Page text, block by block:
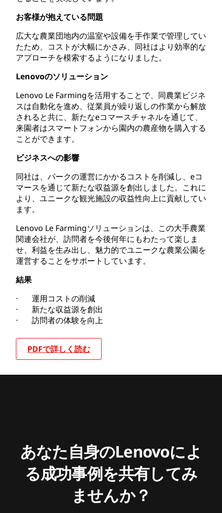
お客様が抱えている問題
広大な農業団地内の温室や設備を手作業で管理してい
たため、コストが大幅にかさみ、同社はより効率的な
アプローチを模索するようになりました。
Lenovoのソリューション
Lenovo Le Farmingを活用することで、同農業ビジネ
スは自動化を進め、従業員が繰り返しの作業から解放
されると共に、新たなeコマースチャネルを通じて、
来園者はスマートフォンから園内の農産物を購入する
ことができます。
ビジネスへの影響
同社は、パークの運営にかかるコストを削減し、eコ
マースを通じて新たな収益源を創出しました。これに
より、ユニークな観光施設の収益性向上に貢献してい
ます。
Lenovo Le Farmingソリューションは、この大手農業
関連会社が、訪問者を今後何年にもわたって楽しま
せ、利益を生み出し、魅力的でユニークな農業公園を
運営することをサポートしています。
結果
· 運用コストの削減
· 新たな収益源を創出
· 訪問者の体験を向上
PDFで詳しく読む
あなた自身のLenovoによ
る成功事例を共有してみ
ませんか？